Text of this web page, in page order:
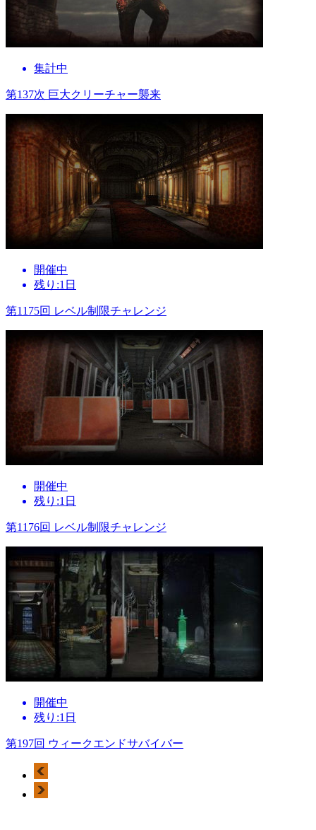
集計中
第137次 巨大クリーチャー襲来
開催中
残り:1日
第1175回 レベル制限チャレンジ
開催中
残り:1日
第1176回 レベル制限チャレンジ
開催中
残り:1日
第197回 ウィークエンドサバイバー